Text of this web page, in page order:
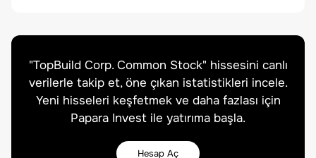
"TopBuild Corp. Common Stock" hissesini canlı
verilerle takip et, öne çıkan istatistikleri incele.
Yeni hisseleri keşfetmek ve daha fazlası için
Papara Invest ile yatırıma başla.
Hesap Aç